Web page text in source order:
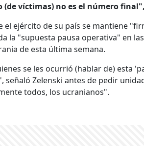
víctimas) no es el número
ejército de su país se mantiene
la "supuesta pausa operativa" en
de esta última semana.
se les ocurrió (hablar de) esta
señaló Zelenski antes de pedir
todos, los ucranianos".